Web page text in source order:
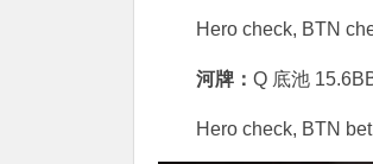
Hero check, BTN
河牌： Q 底池
Hero check, BTN